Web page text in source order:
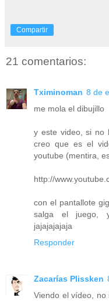
Compartir
21 comentarios:
Tximinoman 8 de
me mola el dibujillo
y este video, si no
creo que es el
youtube (mentira,
http://
con el pantallote
salga el juego,
jajajajajaja
Responder
Zacarías Plissken
Viendo el vídeo,